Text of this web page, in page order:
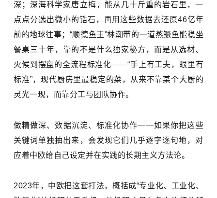
深；深海科学家唐立梅，能从几十斤重的岩石里，一
点点分选出微小的锆石，再用这些数据去还原46亿年
前的地球往事；“顺德鱼王”林潮带的一道蒸鳜鱼能稳坐
餐桌三十年，靠的不是什么独家秘方，而是从选材、
火候到摆盘的全流程标准化——“手上有工夫，眼里有
标准”，现代厨房里最稳定的菜，从来不靠某个大厨的
灵光一现，而靠分工与团队协作。
做精做深、数据沉淀、标准化协作——如果你把这些
关键词单独抽出来，会发现它们几乎逐字逐句地，对
应着中欧给自己设定并在实践的长期主义方法论。
2023年，中欧把这套打法，概括成“专业化、工业化、